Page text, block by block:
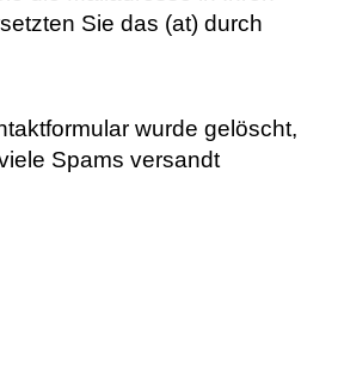
Sie das (at) durch
wurde gelöscht,
Spams versandt